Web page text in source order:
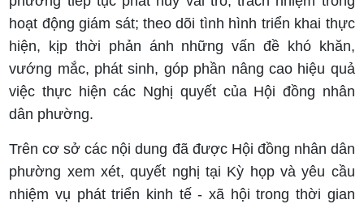
hoạt động giám sát; theo dõi tình hình triển khai thực
hiện, kịp thời phản ánh những vấn đề khó khăn,
vướng mắc, phát sinh, góp phần nâng cao hiệu quả
việc thực hiện các Nghị quyết của Hội đồng nhân
dân phường.
Trên cơ sở các nội dung đã được Hội đồng nhân dân
phường xem xét, quyết nghị tại Kỳ họp và yêu cầu
nhiệm vụ phát triển kinh tế - xã hội trong thời gian